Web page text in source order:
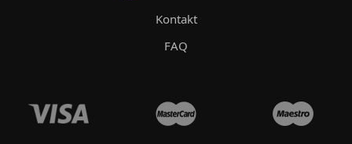
Kontakt
FAQ